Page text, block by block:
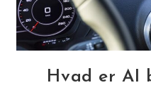
Hvad er AI